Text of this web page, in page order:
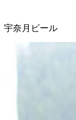
宇奈月ビール